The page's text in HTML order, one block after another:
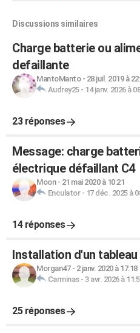
Discussions similaires
Charge batterie ou
defaillante
MantoManto- 28 juil. 2019 à
Audrey25- 14 janv. 2026 à
23 réponses
Message: charge
électrique défaillant C4
Moon- 21 mai 2020 à 10:21
Enculator- 17 déc. 2025 à
14 réponses
Installation d'un
Morgan47- 2 janv. 2020 à 17:18
Carminas- 3 avr. 2026 à
25 réponses